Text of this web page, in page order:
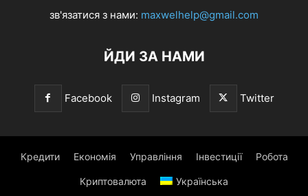
зв'язатися з нами: maxwelhelp@gmail.com
ЙДИ ЗА НАМИ
Facebook Instagram Twitter
Кредити Економія Управління Інвестиції Робота
Криптовалюта Українська